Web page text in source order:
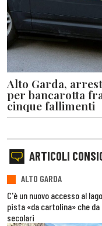
Alto Garda,
per bancarotta
cinque fallimenti
ARTICOLI
ALTO GARDA
C'è un nuovo accesso al
pista «da cartolina» che
secolari